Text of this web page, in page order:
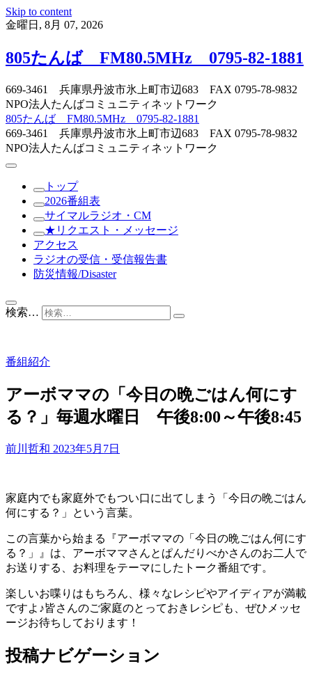
Skip to content
金曜日, 8月 07, 2026
805たんば FM80.5MHz 0795-82-1881
669-3461 兵庫県丹波市氷上町市辺683 FAX 0795-78-9832
NPO法人たんばコミュニティネットワーク
805たんば FM80.5MHz 0795-82-1881
669-3461 兵庫県丹波市氷上町市辺683 FAX 0795-78-9832
NPO法人たんばコミュニティネットワーク
トップ
2026番組表
サイマルラジオ・CM
★リクエスト・メッセージ
アクセス
ラジオの受信・受信報告書
防災情報/Disaster
検索…
番組紹介
アーボママの「今日の晩ごはん何にす
る？」毎週水曜日 午後8:00～午後8:45
前川哲和 2023年5月7日
家庭内でも家庭外でもつい口に出てしまう「今日の晩ごはん
何にする？」という言葉。
この言葉から始まる『アーボママの「今日の晩ごはん何にす
る？」』は、アーボママさんとぱんだりべかさんのお二人で
お送りする、お料理をテーマにしたトーク番組です。
楽しいお喋りはもちろん、様々なレシピやアイディアが満載
ですよ♪皆さんのご家庭のとっておきレシピも、ぜひメッセ
ージお待ちしております！
投稿ナビゲーション